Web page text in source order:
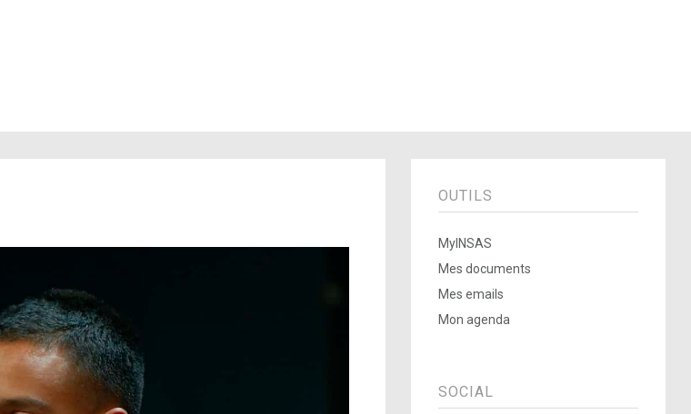
OUTILS
MyINSAS
Mes documents
Mes emails
Mon agenda
SOCIAL